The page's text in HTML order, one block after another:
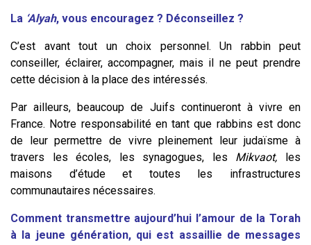
La ‘Alyah, vous encouragez ? Déconseillez ?
C’est avant tout un choix personnel. Un rabbin peut
conseiller, éclairer, accompagner, mais il ne peut prendre
cette décision à la place des intéressés.
Par ailleurs, beaucoup de Juifs continueront à vivre en
France. Notre responsabilité en tant que rabbins est donc
de leur permettre de vivre pleinement leur judaïsme à
travers les écoles, les synagogues, les Mikvaot, les
maisons d’étude et toutes les infrastructures
communautaires nécessaires.
Comment transmettre aujourd’hui l’amour de la Torah
à la jeune génération, qui est assaillie de messages